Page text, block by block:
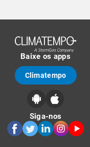
Baixe os apps
Climatempo
Siga-nos